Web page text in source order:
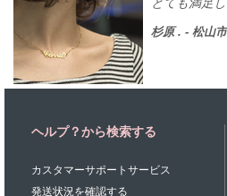
杉原 . - 松山
ヘルプ？から検索する
カスタマーサポートサービス
発送状況を確認する